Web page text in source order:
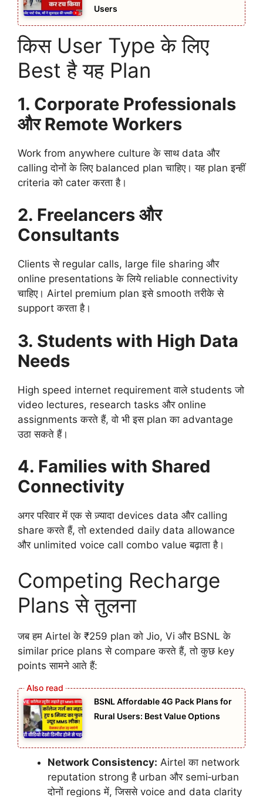
Users
किस User Type के लिए
Best है यह Plan
1. Corporate Professionals
और Remote Workers
Work from anywhere culture के साथ data और
calling दोनों के लिए balanced plan चाहिए। यह plan इन्हीं
criteria को cater करता है।
2. Freelancers और
Consultants
Clients से regular calls, large file sharing और
online presentations के लिये reliable connectivity
चाहिए। Airtel premium plan इसे smooth तरीके से
support करता है।
3. Students with High Data
Needs
High speed internet requirement वाले students जो
video lectures, research tasks और online
assignments करते हैं, वो भी इस plan का advantage
उठा सकते हैं।
4. Families with Shared
Connectivity
अगर परिवार में एक से ज़्यादा devices data और calling
share करते हैं, तो extended daily data allowance
और unlimited voice call combo value बढ़ाता है।
Competing Recharge
Plans से तुलना
जब हम Airtel के ₹259 plan को Jio, Vi और BSNL के
similar price plans से compare करते हैं, तो कुछ key
points सामने आते हैं:
BSNL Affordable 4G Pack Plans for
Rural Users: Best Value Options
Network Consistency: Airtel का network
reputation strong है urban और semi‑urban
दोनों regions में, जिससे voice and data clarity